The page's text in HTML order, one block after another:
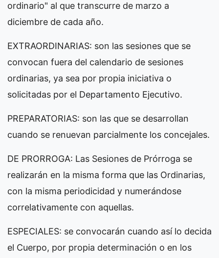
ordinario" al que transcurre de marzo a
diciembre de cada año.
EXTRAORDINARIAS: son las sesiones que se
convocan fuera del calendario de sesiones
ordinarias, ya sea por propia iniciativa o
solicitadas por el Departamento Ejecutivo.
PREPARATORIAS: son las que se desarrollan
cuando se renuevan parcialmente los concejales.
DE PRORROGA: Las Sesiones de Prórroga se
realizarán en la misma forma que las Ordinarias,
con la misma periodicidad y numerándose
correlativamente con aquellas.
ESPECIALES: se convocarán cuando así lo decida
el Cuerpo, por propia determinación o en los